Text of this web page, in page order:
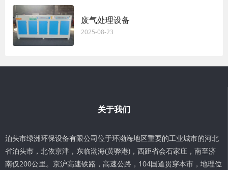
废气处理设备
2025-08-23
关于我们
泊头市绿洲环保设备有限公司位于环渤海地区重要的工业城市的河北
省泊头市，北依京津，东临渤海(黄骅港)，西距省会石家庄，南至济
南仅200公里。京沪高速铁路，高速公路，104国道贯穿本市，地理位